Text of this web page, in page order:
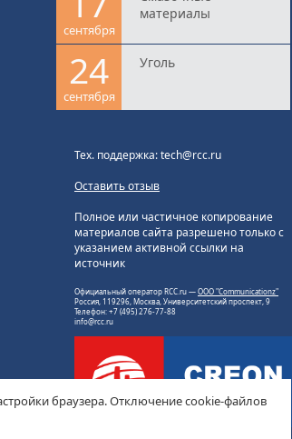
сентября
материалы
24
сентября
Уголь
Тех. поддержка: tech@rcc.ru
Оставить отзыв
Полное или частичное копирование
материалов сайта разрешено только с
указанием активной ссылки на
источник
Официальный оператор RCC.ru —ООО "Communicationz"
Россия, 119296, Москва, Университетский проспект, 9
Телефон: +7 (495) 276-77-88
info@rcc.ru
браузера. Отключение cookie-файлов